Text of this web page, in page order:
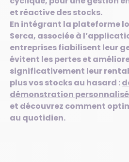
et réactive des stocks.
En intégrant la plateforme
Serca, associée à
entreprises fiabilisent leur
évitent les pertes et
significativement leur
plus vos stocks au hasard :
démonstration
et découvrez comment
au quotidien.